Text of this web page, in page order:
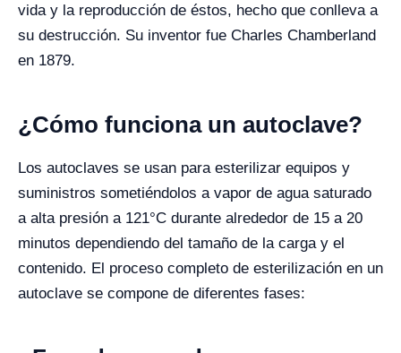
vida y la reproducción de éstos, hecho que conlleva a
su destrucción. Su inventor fue Charles Chamberland
en 1879.
¿Cómo funciona un autoclave?
Los autoclaves se usan para esterilizar equipos y
suministros sometiéndolos a vapor de agua saturado
a alta presión a 121°C durante alrededor de 15 a 20
minutos dependiendo del tamaño de la carga y el
contenido. El proceso completo de esterilización en un
autoclave se compone de diferentes fases: